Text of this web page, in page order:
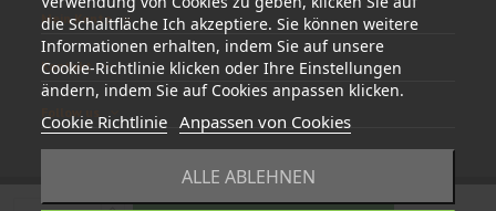
die Schaltfläche Ich akzeptiere. Sie können weitere
Informationen erhalten, indem Sie auf unsere
Cookie-Richtlinie klicken oder Ihre Einstellungen
ändern, indem Sie auf Cookies anpassen klicken.
Cookie Richtlinie Anpassen von Cookies
ALLE ABLEHNEN
Mein Konto
Kontakt
Follow us